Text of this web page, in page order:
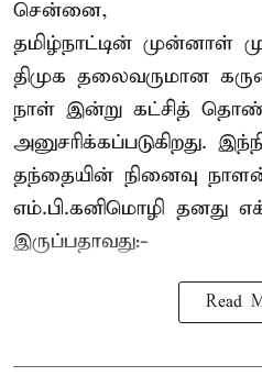
சென்னை,
தமிழ்நாட்டின் முன்னாள்
திமுக தலைவருமான
நாள் இன்று கட்சித்
அனுசரிக்கப்படுகிறது.
தந்தையின் நினைவு
எம்.பி.கனிமொழி தனது
இருப்பதாவது:-
Read